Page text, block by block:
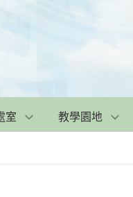
室 教學園地